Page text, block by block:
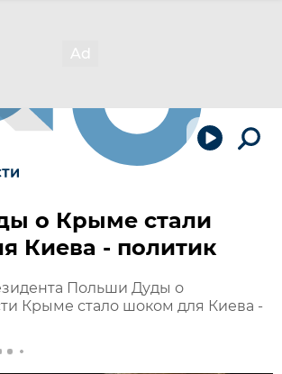
о Крыме стали
Киева - политик
Польши Дуды о
Крыме стало шоком для Киева -